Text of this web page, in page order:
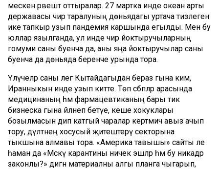
мескен рәвештә оттыралар. 27 мартка инде океан арты
державасы чир таралуның дөньядагы уртача тизлеген
ике тапкыр узып пандемия каршында егылды. Менә бу
юллар язылганда, ул инде чир йоктыручыларның
гомуми саны буенча да, аны яңа йоктыручылар саны
буенча да дөньяда беренче урында тора.
Үлүчеләр саны әлегә Кытайдагыдан бераз гына ким,
Иранныкын инде узып китте. Төп сәбәпләр арасында
медицинаның һәм фармацевтиканың бары тик
бизнеска гына әйләнеп бетүе, кеше хокуклары
бозылмасын дип катгый чаралар кертмичә авыз ачып
тору, дәүләтнең хосусый җитештерү секторына
тыкшына алмавы тора. «Америка тавышы» сайты әле
һаман да «Мәскәү карантины ничек эшләр һәм бу никадәр
законлы?» дигән материалны алгы планга чыгарып,